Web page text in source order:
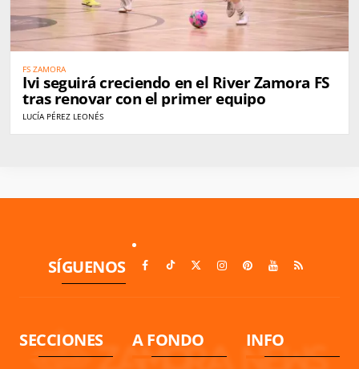
FS ZAMORA
Ivi seguirá creciendo en el River Zamora FS
tras renovar con el primer equipo
LUCÍA PÉREZ LEONÉS
SÍGUENOS
SECCIONES A FONDO INFO